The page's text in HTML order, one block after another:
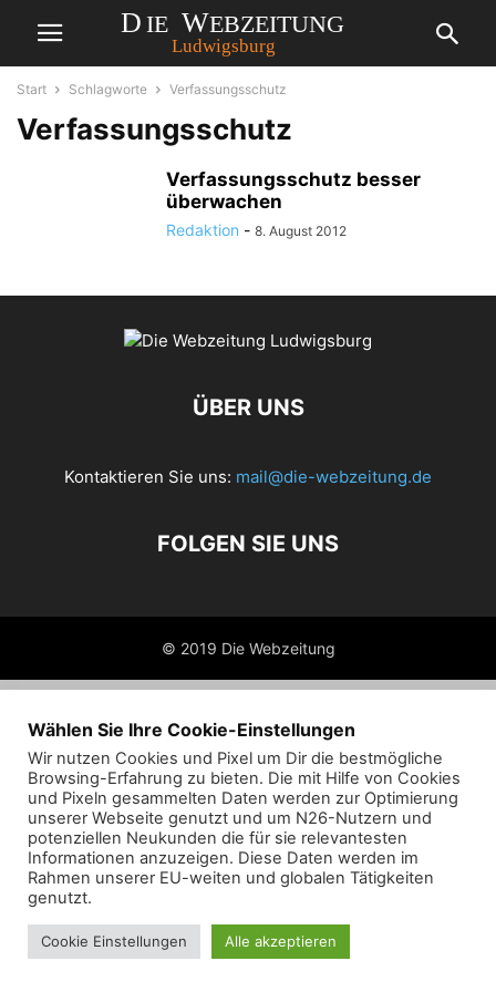
Start Schlagworte Verfassungsschutz
Verfassungsschutz
Verfassungsschutz besser
überwachen
Redaktion - 8. August 2012
ÜBER UNS
Kontaktieren Sie uns: mail@die-webzeitung.de
FOLGEN SIE UNS
© 2019 Die Webzeitung
Wählen Sie Ihre Cookie-Einstellungen
Wir nutzen Cookies und Pixel um Dir die bestmögliche
Browsing-Erfahrung zu bieten. Die mit Hilfe von Cookies
und Pixeln gesammelten Daten werden zur Optimierung
unserer Webseite genutzt und um N26-Nutzern und
potenziellen Neukunden die für sie relevantesten
Informationen anzuzeigen. Diese Daten werden im
Rahmen unserer EU-weiten und globalen Tätigkeiten
genutzt.
Cookie Einstellungen Alle akzeptieren